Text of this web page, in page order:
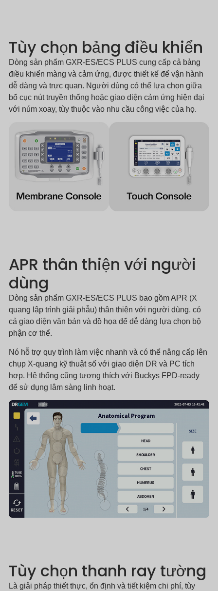
Tùy chọn bảng điều khiển
Dòng sản phẩm GXR-ES/ECS PLUS cung cấp cả bảng
điều khiển màng và cảm ứng, được thiết kế để vận hành
dễ dàng và trực quan. Người dùng có thể lựa chọn giữa
bố cục nút truyền thống hoặc giao diện cảm ứng hiện đại
với núm xoay, tùy thuộc vào nhu cầu công việc của họ.
APR thân thiện với người
dùng
Dòng sản phẩm GXR-ES/ECS PLUS bao gồm APR (X
quang lập trình giải phẫu) thân thiện với người dùng, có
cả giao diện văn bản và đồ họa để dễ dàng lựa chọn bộ
phận cơ thể.
Nó hỗ trợ quy trình làm việc nhanh và có thể nâng cấp lên
chụp X-quang kỹ thuật số với giao diện DR và PC tích
hợp. Hệ thống cũng tương thích với Buckys FPD-ready
để sử dụng lâm sàng linh hoạt.
Tùy chọn thanh ray tường
Là giải pháp thiết thực, ổn định và tiết kiệm chi phí, tùy